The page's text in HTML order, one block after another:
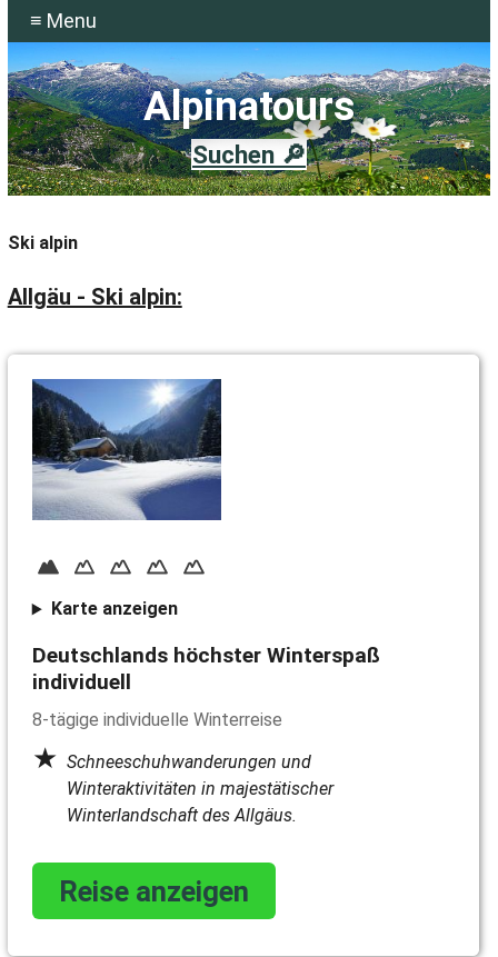
≡ Menu
Suchen 🔎
Alpinatours
Ski alpin
Allgäu - Ski alpin:
Karte anzeigen
Deutschlands höchster Winterspaß
individuell
8-tägige individuelle Winterreise
Schneeschuhwanderungen und
Winteraktivitäten in majestätischer
Winterlandschaft des Allgäus.
Reise anzeigen